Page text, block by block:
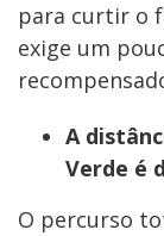
para curtir o
exige um
A
Verde é
O percurso